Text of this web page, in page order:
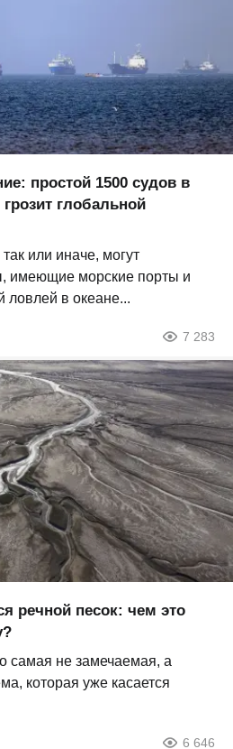
простой 1500 судов в
глобальной
или иначе, могут
имеющие морские порты и
в океане...
7 283
речной песок: чем это
самая не замечаемая, а
которая уже касается
6 646